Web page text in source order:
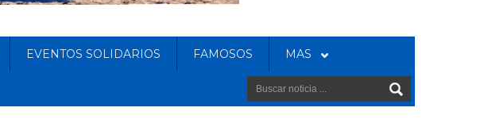
EVENTOS SOLIDARIOS FAMOSOS MAS